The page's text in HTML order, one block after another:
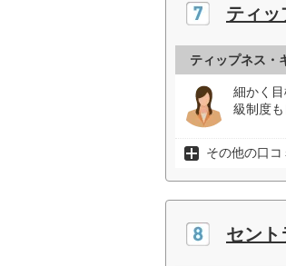
ティッ
ティップネス・
細かく
級制度も
その他の口コ
セント